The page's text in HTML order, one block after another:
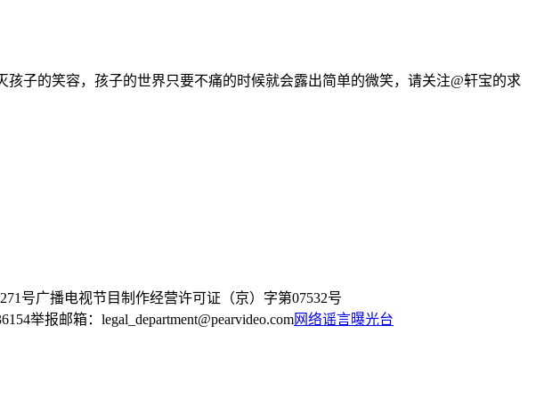
子的笑容，孩子的世界只要不痛的时候就会露出简单的微笑，请关注@轩宝的求
号广播电视节目制作经营许可证（京）字第07532号
举报邮箱：legal_department@pearvideo.com网络谣言曝光台